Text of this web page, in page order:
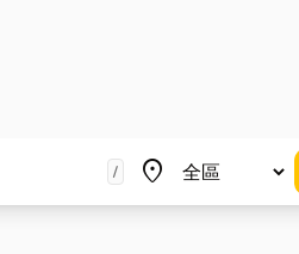
/ place
地區